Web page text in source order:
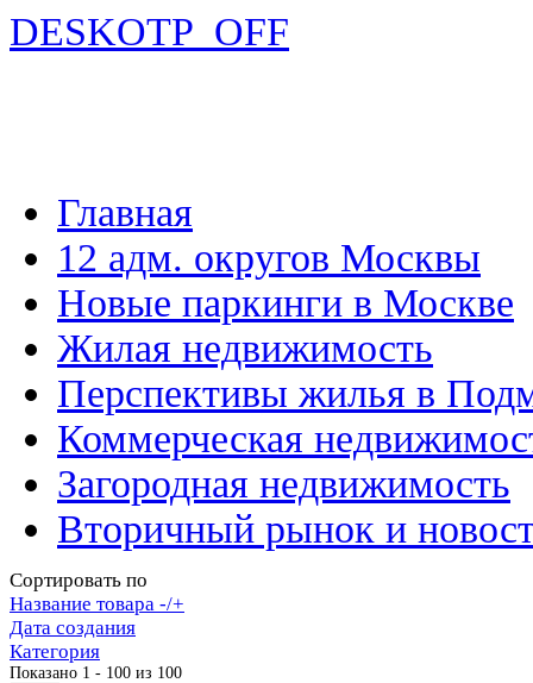
DESKOTP_OFF
Главная
12 адм. округов Москвы
Новые паркинги в Москве
Жилая недвижимость
Перспективы жилья в
Коммерческая
Загородная недвижимость
Вторичный рынок и
Сортировать по
Название товара -/+
Дата создания
Категория
Показано 1 - 100 из 100